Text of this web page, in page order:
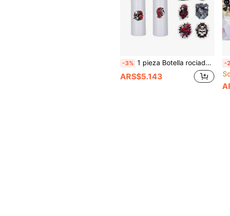
-3% 1 pieza Botella rociadora con patrón de calavera, Dispensador de jabón para baño, Botella rociadora de limpieza, Botella rociadora recargable de niebla fina, Botella rociadora de alcohol mini, Recipiente de agua para maquillaje, Botella dispensadora de viaje, Botella rociadora pequeña de niebla fina, Botella dispensadora portátil, Botella rociadora para baño, Botella rociadora continua de niebla ultra fina, Botella dispensadora, Botella rociadora pequeña para jardinería, flores y plantas, Botella rociadora de agua, Botella rociadora humidificante
ARS$5.143
-